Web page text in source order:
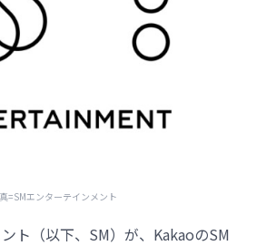
=SMエンターテインメント
ト（以下、SM）が、KakaoのSM